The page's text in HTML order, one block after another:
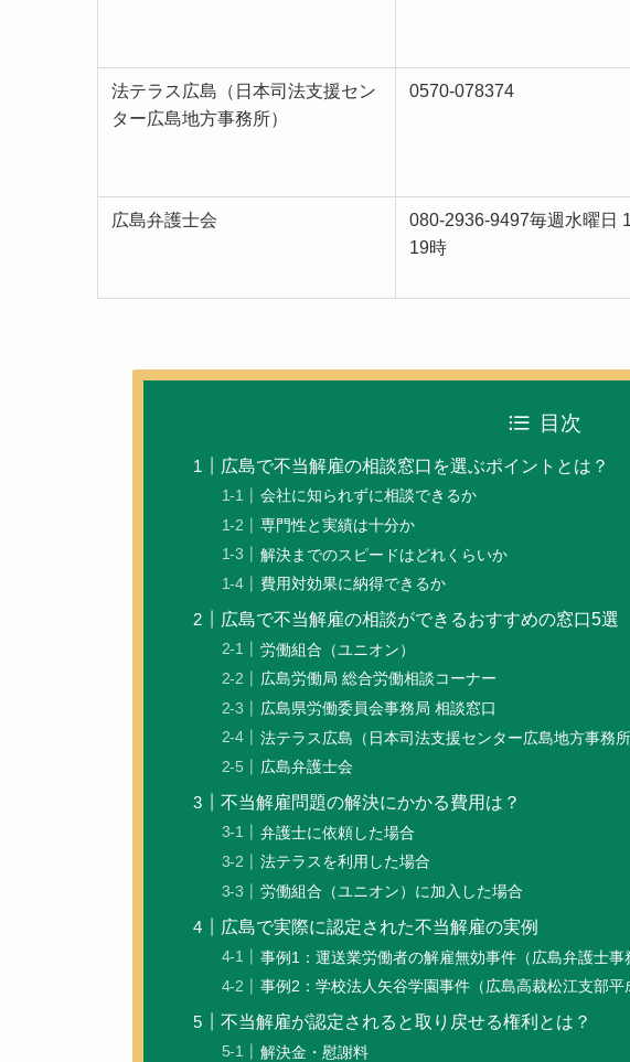
法テラス広島（日本司法支援セン
ター広島地方事務所）
0570-078374
広島弁護士会
080-2936-9497毎週水曜日
19時
目次
広島で不当解雇の相談窓口を選ぶポイントとは？
会社に知られずに相談できるか
専門性と実績は十分か
解決までのスピードはどれくらいか
費用対効果に納得できるか
広島で不当解雇の相談ができるおすすめの窓口5選
労働組合（ユニオン）
広島労働局 総合労働相談コーナー
広島県労働委員会事務局 相談窓口
法テラス広島（日本司法支援センター広島地方事務所
広島弁護士会
不当解雇問題の解決にかかる費用は？
弁護士に依頼した場合
法テラスを利用した場合
労働組合（ユニオン）に加入した場合
広島で実際に認定された不当解雇の実例
事例1：運送業労働者の解雇無効事件（広島弁護士事
事例2：学校法人矢谷学園事件（広島高裁松江支部平
不当解雇が認定されると取り戻せる権利とは？
解決金・慰謝料